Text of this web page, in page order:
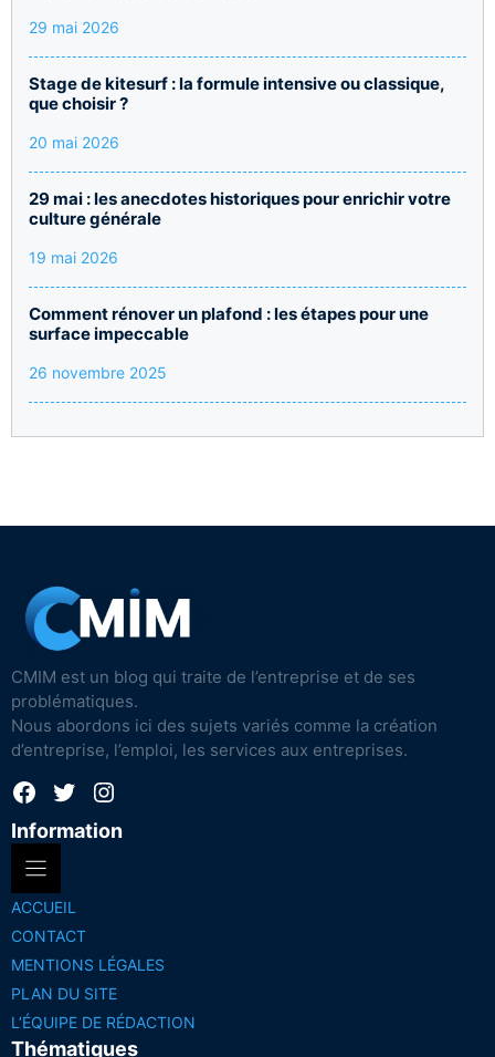
29 mai 2026
Stage de kitesurf : la formule intensive ou classique,
que choisir ?
20 mai 2026
29 mai : les anecdotes historiques pour enrichir votre
culture générale
19 mai 2026
Comment rénover un plafond : les étapes pour une
surface impeccable
26 novembre 2025
CMIM est un blog qui traite de l’entreprise et de ses
problématiques.
Nous abordons ici des sujets variés comme la création
d’entreprise, l’emploi, les services aux entreprises.
Facebook
TwitterInstagram
Information
ACCUEIL
CONTACT
MENTIONS LÉGALES
PLAN DU SITE
L’ÉQUIPE DE RÉDACTION
Thématiques